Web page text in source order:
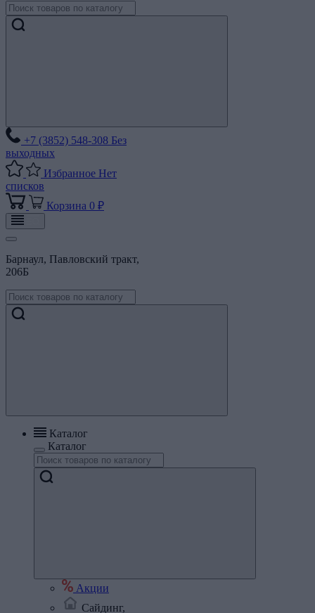
+7 (3852) 548-308 Без
выходных
Избранное Нет
списков
Корзина 0 ₽
Барнаул, Павловский тракт,
206Б
Каталог
Каталог
Акции
Сайдинг,